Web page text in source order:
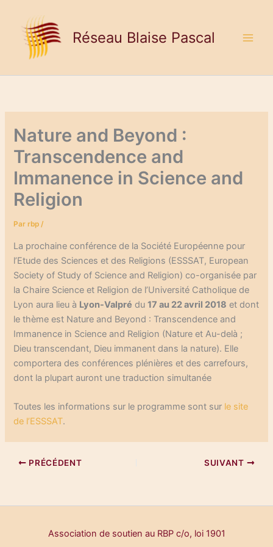
contenu
Réseau Blaise Pascal
Nature and Beyond :
Transcendence and
Immanence in Science and
Religion
Parrbp/
La prochaine conférence de la Société Européenne pour
l’Etude des Sciences et des Religions (ESSSAT, European
Society of Study of Science and Religion) co-organisée par
la Chaire Science et Religion de l’Université Catholique de
Lyon aura lieu à Lyon-Valpré du17 au 22 avril 2018 et dont
le thème est Nature and Beyond : Transcendence and
Immanence in Science and Religion (Nature et Au-delà ;
Dieu transcendant, Dieu immanent dans la nature). Elle
comportera des conférences plénières et des carrefours,
dont la plupart auront une traduction simultanée
Toutes les informations sur le programme sont sur le site
de l’ESSSAT.
PRÉCÉDENT SUIVANT
Association de soutien au RBP c/o, loi 1901